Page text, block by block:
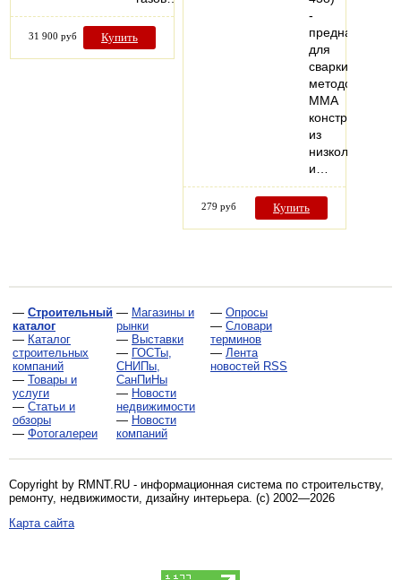
31 900 руб Купить
-
предназначен
для
сварки
методом
MMA
конструкций
из
и…
279 руб Купить
— Строительный
каталог
— Каталог
строительных
компаний
— Товары и
услуги
— Статьи и
обзоры
— Фотогалереи
— Магазины и
рынки
— Выставки
— ГОСТы,
СНИПы,
СанПиНы
— Новости
недвижимости
— Новости
компаний
— Опросы
— Словари
терминов
— Лента
новостей RSS
Copyright by RMNT.RU - информационная система по строительству,
ремонту, недвижимости, дизайну интерьера . (c) 2002—2026
Карта сайта